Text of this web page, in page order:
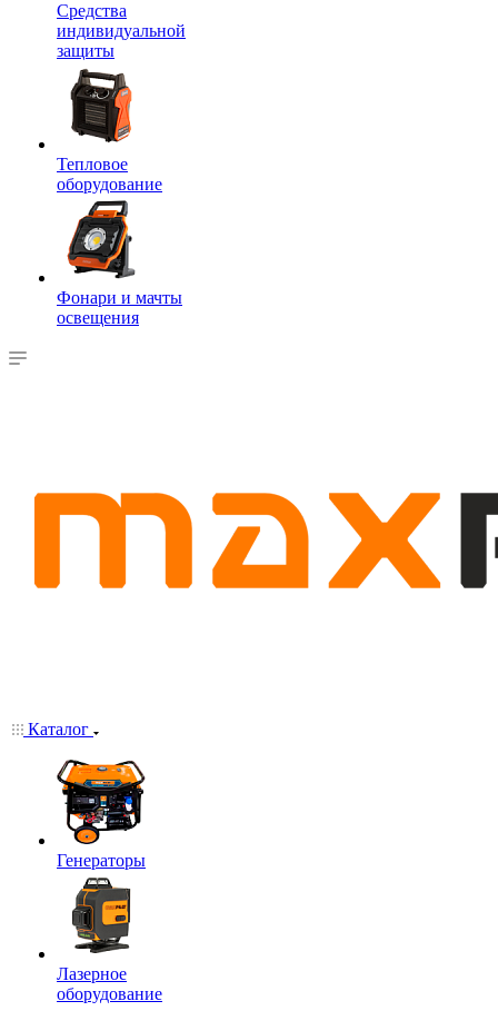
Средства
индивидуальной
защиты
Тепловое
оборудование
Фонари и мачты
освещения
Каталог
Генераторы
Лазерное
оборудование